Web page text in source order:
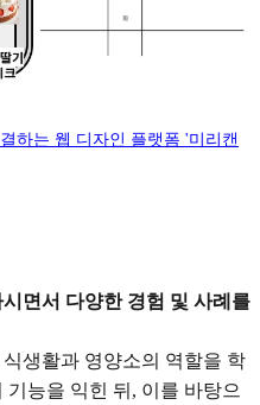
하는 웹 디자인 플랫폼 '미리캔
면서 다양한 경험 및 사례를
생활과 영양소의 역할을 학
능을 익힌 뒤, 이를 바탕으